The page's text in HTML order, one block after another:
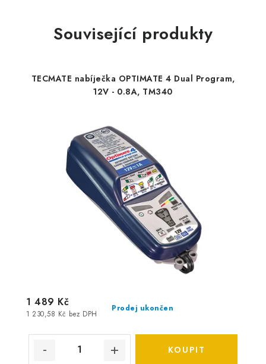
Související produkty
TECMATE nabíječka OPTIMATE 4 Dual Program,
12V - 0.8A, TM340
Prodej ukončen
1 230,58 Kč bez DPH
1 489 Kč